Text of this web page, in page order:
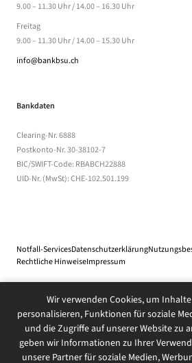
9.00 – 11.30 Uhr / 14.00 – 16.30 Uhr
Freitag
9.00 – 11.30 Uhr / 14.00 – 15.30 Uhr
info@bankbsu.ch
Bankdaten
Clearing-Nr. 6888
Postkonto-Nr. 30-38102-7
BIC/SWIFT-Code: RBABCH22888
UID-Nr. (MwSt): CHE-102.501.199
Notfall-ServicesDatenschutzerklärung(öffnet in
Rechtliche Hinweise(öffnet in einem neuen Tab)
Impressum
© 2026 Bank BSU Genossenschaft
Wir verwenden Cookies, um
personalisieren, Funktionen für soziale
und die Zugriffe auf unserer Website zu
geben wir Informationen zu Ihrer
unsere Partner für soziale Medien,